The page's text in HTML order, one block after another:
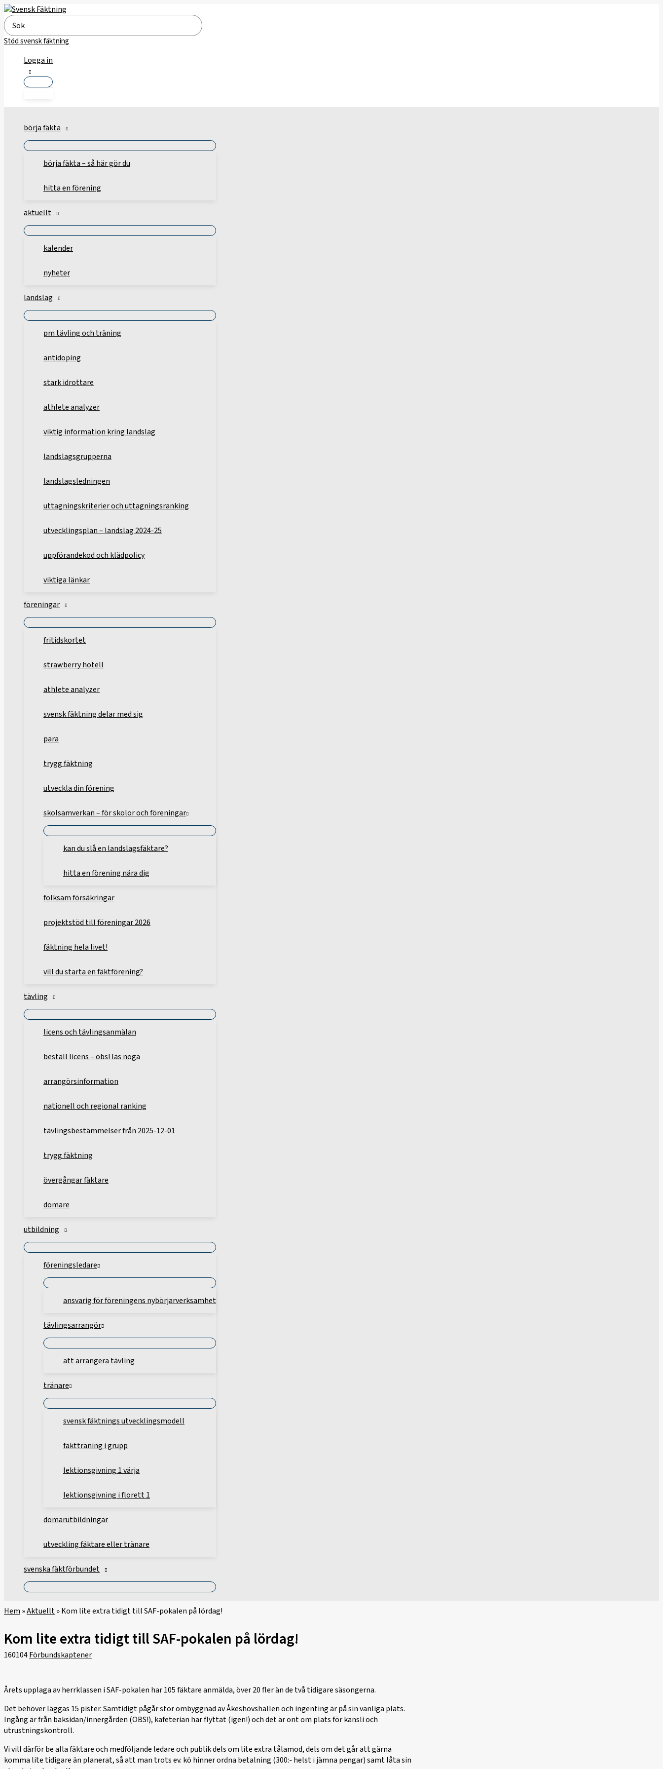
Hoppa
till
innehåll
Search
for:
Stöd svensk fäktning
Logga in
börja fäkta
börja fäkta – så här gör du
hitta en förening
aktuellt
kalender
nyheter
landslag
pm tävling och träning
antidoping
stark idrottare
athlete analyzer
viktig information kring landslag
landslagsgrupperna
landslagsledningen
uttagningskriterier och uttagningsranking
utvecklingsplan – landslag 2024-25
uppförandekod och klädpolicy
viktiga länkar
föreningar
fritidskortet
strawberry hotell
athlete analyzer
svensk fäktning delar med sig
para
trygg fäktning
utveckla din förening
skolsamverkan – för skolor och föreningar
kan du slå en landslagsfäktare?
hitta en förening nära dig
folksam försäkringar
projektstöd till föreningar 2026
fäktning hela livet!
vill du starta en fäktförening?
tävling
licens och tävlingsanmälan
beställ licens – obs! läs noga
arrangörsinformation
nationell och regional ranking
tävlingsbestämmelser från 2025-12-01
trygg fäktning
övergångar fäktare
domare
utbildning
föreningsledare
ansvarig för föreningens nybörjarverksamhet
tävlingsarrangör
att arrangera tävling
tränare
svensk fäktnings utvecklingsmodell
fäktträning i grupp
lektionsgivning 1 värja
lektionsgivning i florett 1
domarutbildningar
utveckling fäktare eller tränare
svenska fäktförbundet
Hem »Aktuellt»Kom lite extra tidigt till SAF-pokalen på lördag!
Kom lite extra tidigt till SAF-pokalen på lördag!
160104Förbundskaptener
Årets upplaga av herrklassen i SAF-pokalen har 105 fäktare anmälda, över 20 fler än de två tidigare säsongerna.
Det behöver läggas 15 pister. Samtidigt pågår stor ombyggnad av Åkeshovshallen och ingenting är på sin vanliga plats.
Ingång är från baksidan/innergården (OBS!), kafeterian har flyttat (igen!) och det är ont om plats för kansli och
utrustningskontroll.
Vi vill därför be alla fäktare och medföljande ledare och publik dels om lite extra tålamod, dels om det går att gärna
komma lite tidigare än planerat, så att man trots ev. kö hinner ordna betalning (300:- helst i jämna pengar) samt låta sin